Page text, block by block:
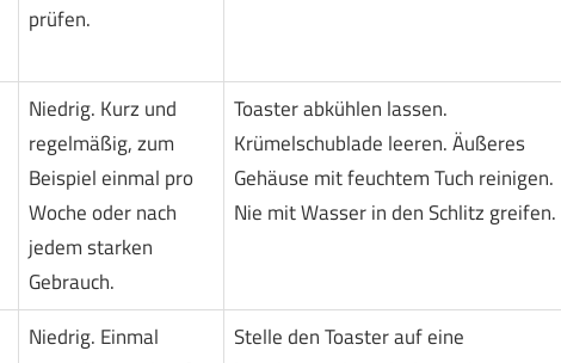
prüfen.
Niedrig. Kurz und
regelmäßig, zum
Beispiel einmal pro
Woche oder nach
jedem starken
Gebrauch.
Toaster abkühlen lassen.
Krümelschublade leeren. Äußeres
Gehäuse mit feuchtem Tuch reinigen.
Nie mit Wasser in den Schlitz greifen.
Niedrig. Einmal
Stelle den Toaster auf eine